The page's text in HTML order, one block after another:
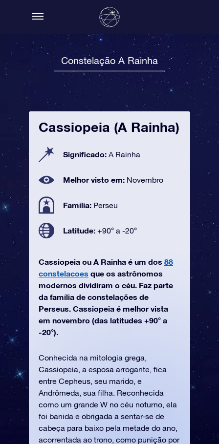
Constelação A Rainha
Cassiopeia (A Rainha)
Significado: A Rainha
Melhor visto em: Novembro
Família: Perseu
Latitude: +90° a -20°
Cassiopeia ou A Rainha é um dos 88
constelacoes que os astrônomos
modernos dividiram o céu. Faz parte
da família de constelações de
Perseus. Cassiopeia é melhor vista
em novembro (das latitudes +90° a
-20°).
Conhecida na mitologia grega,
Cassiopeia, a esposa arrogante, fica
entre Cepheus, seu marido, e
Andrômeda, sua filha. Reconhecida
como um grande W no céu noturno, ela
foi banida e obrigada a sentar-se de
cabeça para baixo pela metade do ano,
acorrentada ao trono, como punição por